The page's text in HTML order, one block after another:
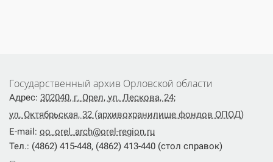
Государственный архив Орловской области
Адрес: 302040, г. Орел, ул. Лескова, 24;
ул. Октябрьская, 32 (архивохранилище фондов ОПОД)
E-mail: oo_orel_arch@orel-region.ru
Тел.: (4862) 415-448, (4862) 413-440 (стол справок)